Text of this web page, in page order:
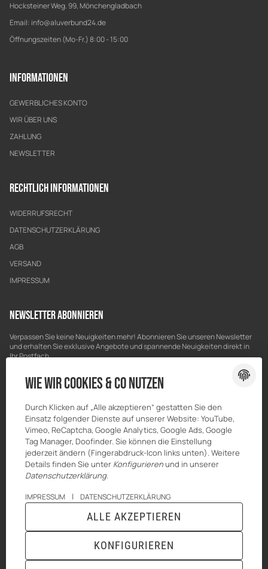
Hocksteiner Weg. 99, Mönchengladbach
Email: info@aluverbund24.de
Öffnungszeiten (Mo-Fr.) 8:00 - 15:00
Informationen
GEWERBLICHES KONTO
WIR ÜBER UNS
ZAHLUNG
NEWSLETTER
Rechtlich Informationen
WIDERRUFSRECHT
DATENSCHUTZERKLÄRUNG
AGB
VERSAND
IMPRESSUM
Newsletter Abonnieren
Verpassen Sie keine Neuigkeiten mehr! Abonnieren Sie unseren Newsletter
und erhalten Sie exklusive Angebote und spannende Neuigkeiten direkt in
Ihr Postfach.
regelmäßig
und jederzeit widerruflich Informationen zu Ihrem Produktsortiment per E-
Mail zu.
E-Mail-Adresse
ABONNIEREN
* Alle Preise inkl. gesetzlicher USt., zzgl.Versand
TECHNIK JTL-Shop Template
Wie wir Cookies & Co nutzen
Durch Klicken auf „Alle akzeptieren“ gestatten Sie den
Einsatz folgender Dienste auf unserer Website: YouTube,
Vimeo, ReCaptcha, Google Analytics, Google Ads, Google
Tag Manager, Doofinder. Sie können die Einstellung
jederzeit ändern (Fingerabdruck-Icon links unten). Weitere
Details finden Sie unter Konfigurierenund in unserer
Datenschutzerklärung.
IMPRESSUM | DATENSCHUTZERKLÄRUNG
KONFIGURIEREN
ALLE AKZEPTIEREN